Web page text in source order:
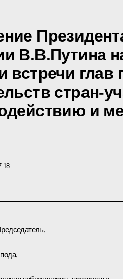
В.В.Путина
встречи глав
стран-
и